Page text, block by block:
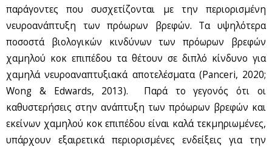
παράγοντες που συσχετίζονται με την περιορισμένη
νευροανάπτυξη των πρόωρων βρεφών. Τα υψηλότερα
ποσοστά βιολογικών κινδύνων των πρόωρων βρεφών
χαμηλού κοκ επιπέδου τα θέτουν σε διπλό κίνδυνο για
χαμηλά νευροαναπτυξιακά αποτελέσματα (Panceri, 2020;
Wong & Edwards, 2013). Παρά το γεγονός ότι οι
καθυστερήσεις στην ανάπτυξη των πρόωρων βρεφών και
εκείνων χαμηλού κοκ επιπέδου είναι καλά τεκμηριωμένες,
υπάρχουν εξαιρετικά περιορισμένες ενδείξεις για την